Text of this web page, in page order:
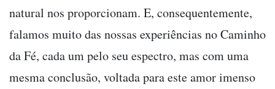
natural nos proporcionam. E, consequentemente,
falamos muito das nossas experiências no Caminho
da Fé, cada um pelo seu espectro, mas com uma
mesma conclusão, voltada para este amor imenso